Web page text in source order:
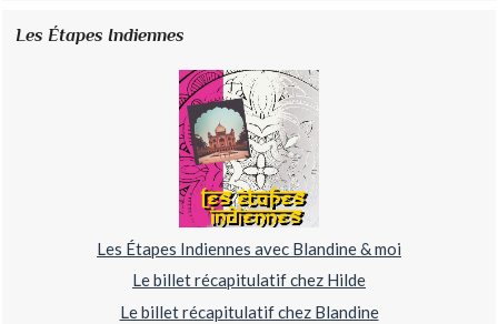
Les Étapes Indiennes
Les Étapes Indiennes avec Blandine & moi
Le billet récapitulatif chez Hilde
Le billet récapitulatif chez Blandine